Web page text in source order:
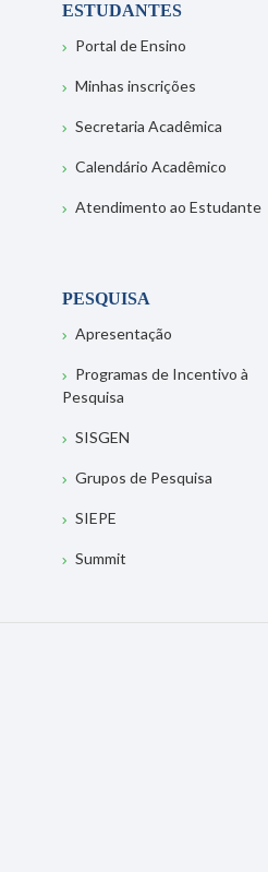
ESTUDANTES
Portal de Ensino
Minhas inscrições
Secretaria Acadêmica
Calendário Acadêmico
Atendimento ao Estudante
PESQUISA
Apresentação
Programas de Incentivo à
Pesquisa
SISGEN
Grupos de Pesquisa
SIEPE
Summit